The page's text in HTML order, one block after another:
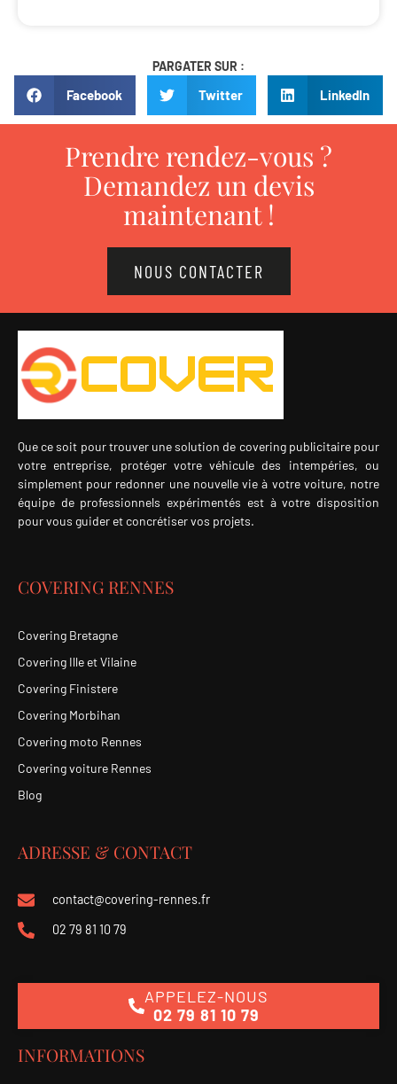
PARGATER SUR :
Facebook Twitter LinkedIn
Prendre rendez-vous ?
Demandez un devis
maintenant !
NOUS CONTACTER
Que ce soit pour trouver une solution de covering publicitaire pour
votre entreprise, protéger votre véhicule des intempéries, ou
simplement pour redonner une nouvelle vie à votre voiture, notre
équipe de professionnels expérimentés est à votre disposition
pour vous guider et concrétiser vos projets.
COVERING RENNES
Covering Bretagne
Covering Ille et Vilaine
Covering Finistere
Covering Morbihan
Covering moto Rennes
Covering voiture Rennes
Blog
ADRESSE & CONTACT
contact@covering-rennes.fr
02 79 81 10 79
APPELEZ-NOUS
02 79 81 10 79
INFORMATIONS